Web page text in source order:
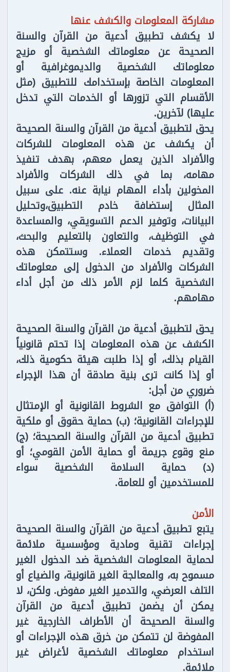
مشاركة المعلومات والكشف عنها
لا يكشف تطبيق أدعية من القرآن والسنة
الصحيحة عن معلوماتك الشخصية أو مزيج
معلوماتك الشخصية والديموغرافية أو
المعلومات الخاصة بإستخدامك للتطبيق (مثل
الأقسام التي تزورها أو الخدمات التي تدخل
عليها) لآخرين.
يحق لتطبيق أدعية من القرآن والسنة الصحيحة
أن يكشف عن هذه المعلومات للشركات
والأفراد الذين يعمل معهم، بهدف تنفيذ
مهامه، بما في ذلك الشركات والأفراد
المخولين بأداء المهام نيابة عنه. على سبيل
المثال إستضافة خادم التطبيق،وتحليل
البيانات، وتوفير الدعم التسويقي، والمساعدة
في التوظيف، والتعاون بالتعليم والبحث،
وتقديم خدمات العملاء. وستتمكن هذه
الشركات والأفراد من الدخول إلى معلوماتك
الشخصية كلما لزم الأمر ذلك من أجل أداء
مهامهم.
يحق لتطبيق أدعية من القرآن والسنة الصحيحة
الكشف عن هذه المعلومات إذا تحتم قانونياً
القيام بذلك، أو إذا طلبت هيئة حكومية ذلك،
أو إذا كانت ترى بنية صادقة أن هذا الإجراء
ضروري من أجل:
(أ) التوافق مع الشروط القانونية أو الإمتثال
للإجراءات القانونية؛ (ب) حماية حقوق أو ملكية
تطبيق أدعية من القرآن والسنة الصحيحة؛ (ج)
منع وقوع جريمة أو حماية الأمن القومي؛ أو
(د) حماية السلامة الشخصية سواء
للمستخدمين أو للعامة.
الأمن
يتبع تطبيق أدعية من القرآن والسنة الصحيحة
إجراءات تقنية ومادية ومؤسسية ملائمة
لحماية المعلومات الشخصية ضد الدخول الغير
مسموح به، والمعالجة الغير قانونية، والضياع أو
التلف العرضي، والتدمير الغير مفوض. ولكن، لا
يمكن أن يضمن تطبيق أدعية من القرآن
والسنة الصحيحة أن الأطراف الخارجية غير
المفوضة لن تتمكن من خرق هذه الإجراءات أو
استخدام معلوماتك الشخصية لأغراض غير
ملائمة.